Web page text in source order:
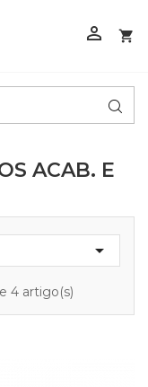


ACAB. E

4 artigo(s)